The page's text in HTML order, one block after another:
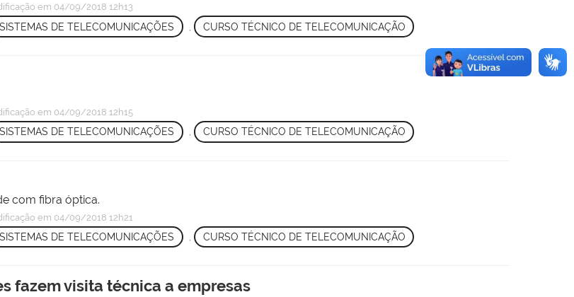
em 04/09/2018 12h13
SISTEMAS DE TELECOMUNICAÇÕES CURSO TÉCNICO DE TELECOMUNICAÇÃO
em 04/09/2018 12h15
SISTEMAS DE TELECOMUNICAÇÕES , CURSO TÉCNICO DE TELECOMUNICAÇÃO
com fibra óptica.
em 04/09/2018 12h21
SISTEMAS DE TELECOMUNICAÇÕES CURSO TÉCNICO DE TELECOMUNICAÇÃO
fazem visita técnica a empresas